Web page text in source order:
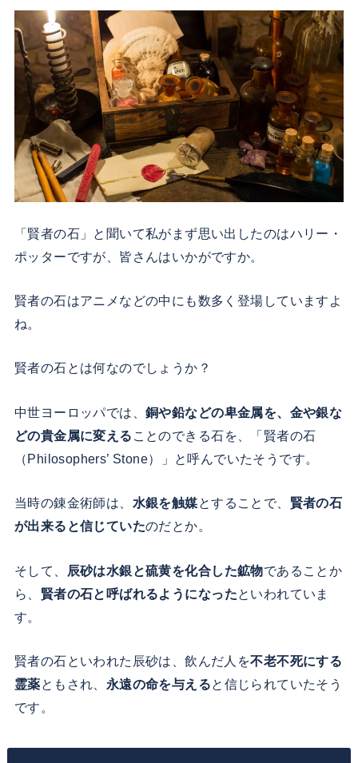
「賢者の石」と聞いて私がまず思い出したのはハリー・
ポッターですが、皆さんはいかがですか。
賢者の石はアニメなどの中にも数多く登場していますよ
ね。
賢者の石とは何なのでしょうか？
中世ヨーロッパでは、銅や鉛などの卑金属を、金や銀な
どの貴金属に変える ことのできる石を、「賢者の石
（Philosophers’ Stone）」と呼んでいたそうです。
当時の錬金術師は、 水銀を触媒とすることで、 賢者の石
が出来ると信じていたのだとか。
そして、 辰砂は水銀と硫黄を化合した鉱物であることか
ら、 賢者の石と呼ばれるようになった といわれていま
す。
賢者の石といわれた辰砂は、飲んだ人を不老不死にする
霊薬ともされ、 永遠の命を与えると信じられていたそう
です。